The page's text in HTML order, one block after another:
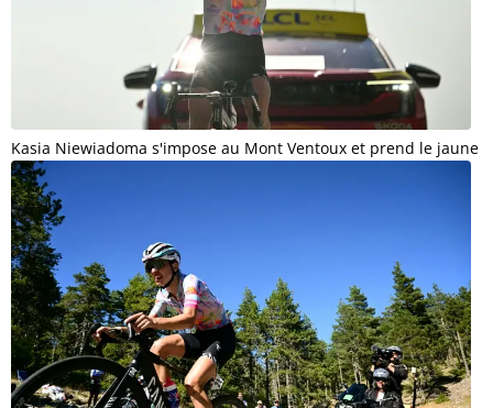
Kasia Niewiadoma s'impose au Mont Ventoux et prend le jaune